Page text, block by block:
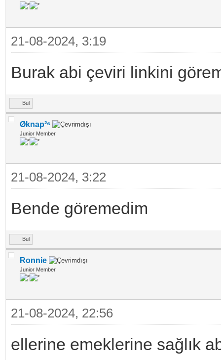
21-08-2024, 3:19
Burak abi çeviri linkini
Bul
Øknap²⁶
Junior Member
21-08-2024, 3:22
Bende göremedim
Bul
Ronnie
Junior Member
21-08-2024, 22:56
ellerine emeklerine sağlık